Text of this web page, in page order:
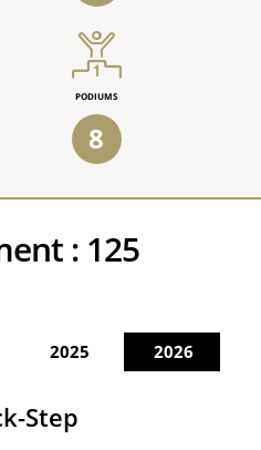
PODIUMS
8
: 125
2025 2026
Step